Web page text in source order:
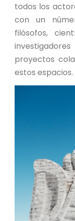
todos los
con un
filósofos,
proyectos
estos espacios.